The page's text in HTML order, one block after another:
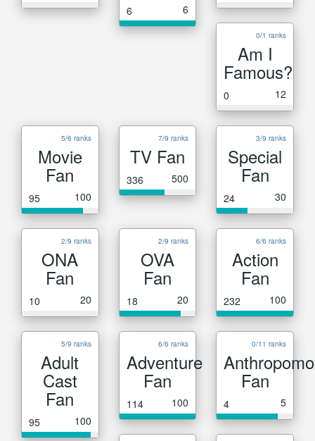
6 6
0/1 ranks
Am I
Famous?
0 12
5/6 ranks
Movie
Fan
95 100
7/9 ranks
TV Fan
336 500
3/9 ranks
Special
Fan
24 30
2/9 ranks
ONA
Fan
10 20
2/9 ranks
OVA
Fan
18 20
6/6 ranks
Action
Fan
232 100
5/9 ranks
Adult
Cast
Fan
95 100
6/6 ranks
Adventure
Fan
114 100
0/11 ranks
Fan
4 5